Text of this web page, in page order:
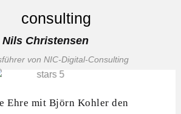
Nils Christensen
von NIC-Digital-Consulting
Ehre mit Björn Kohler den